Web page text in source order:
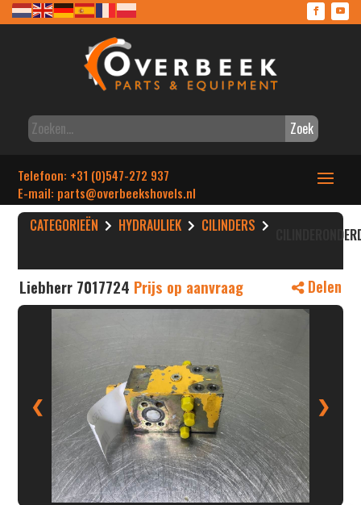
Zoek
Telefoon: +31 (0)547-272 937
E-mail: parts@overbeekshovels.nl
CATEGORIEËN HYDRAULIEK CILINDERS
Liebherr 7017724 Prijs op aanvraag Delen
❮ ❯